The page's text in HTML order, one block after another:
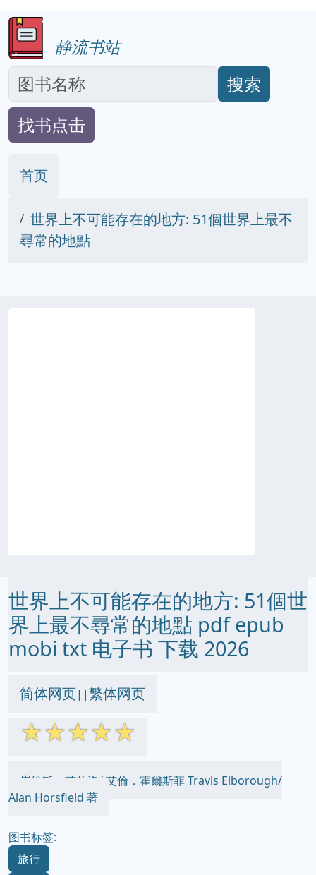
静流书站
搜索
找书点击
首页
世界上不可能存在的地方: 51個世界上最不
尋常的地點
世界上不可能存在的地方: 51個世
界上最不尋常的地點 pdf epub
mobi txt 电子书 下载 2026
简体网页||繁体网页
☆☆☆☆☆
崔維斯．艾伯洛/ 艾倫．霍爾斯菲 Travis Elborough/
Alan Horsfield 著
图书标签:
旅行